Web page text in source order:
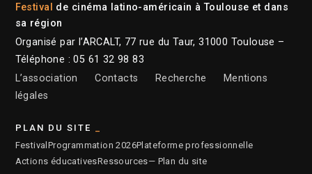
Festival de cinéma latino-américain à Toulouse et dans
sa région
Organisé par l’ARCALT, 77 rue du Taur, 31000 Toulouse –
Téléphone : 05 61 32 98 83
L’association
Contacts Recherche
Mentions
légales
PLAN DU SITE
Festival Programmation 2026Plateforme professionnelle
Actions éducativesRessources— Plan du site